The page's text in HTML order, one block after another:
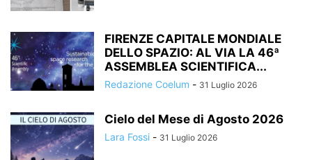
FIRENZE CAPITALE MONDIALE
DELLO SPAZIO: AL VIA LA 46ª
ASSEMBLEA SCIENTIFICA...
Redazione Coelum - 31 Luglio 2026
Cielo del Mese di Agosto 2026
Lara Fossi - 31 Luglio 2026